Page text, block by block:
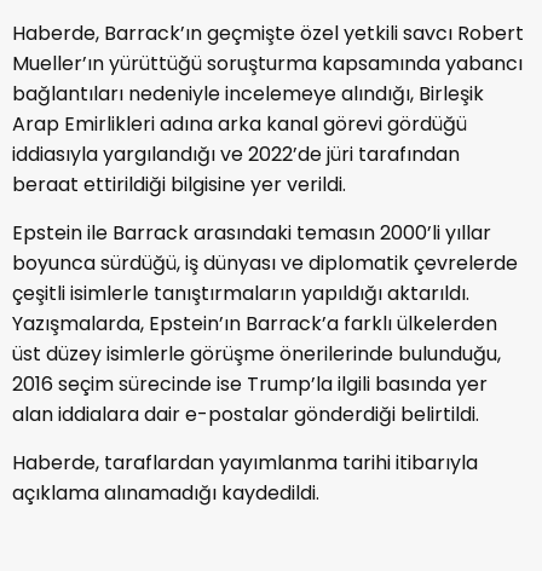
Haberde, Barrack’ın geçmişte özel yetkili savcı Robert
Mueller’ın yürüttüğü soruşturma kapsamında yabancı
bağlantıları nedeniyle incelemeye alındığı, Birleşik
Arap Emirlikleri adına arka kanal görevi gördüğü
iddiasıyla yargılandığı ve 2022’de jüri tarafından
beraat ettirildiği bilgisine yer verildi.
Epstein ile Barrack arasındaki temasın 2000’li yıllar
boyunca sürdüğü, iş dünyası ve diplomatik çevrelerde
çeşitli isimlerle tanıştırmaların yapıldığı aktarıldı.
Yazışmalarda, Epstein’ın Barrack’a farklı ülkelerden
üst düzey isimlerle görüşme önerilerinde bulunduğu,
2016 seçim sürecinde ise Trump’la ilgili basında yer
alan iddialara dair e-postalar gönderdiği belirtildi.
Haberde, taraflardan yayımlanma tarihi itibarıyla
açıklama alınamadığı kaydedildi.